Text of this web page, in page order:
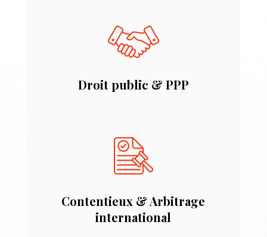
Droit public & PPP
Contentieux & Arbitrage
international